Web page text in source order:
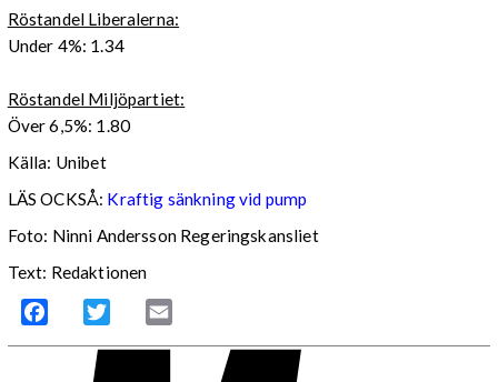
Röstandel Liberalerna:
Under 4%: 1.34
Röstandel Miljöpartiet:
Över 6,5%: 1.80
Källa: Unibet
LÄS OCKSÅ: Kraftig sänkning vid pump
Foto: Ninni Andersson Regeringskansliet
Text: Redaktionen
Facebook Twitter